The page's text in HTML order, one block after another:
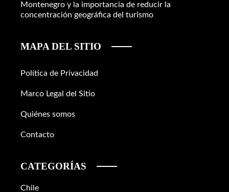
Montenegro y la importancia de reducir la
concentración geográfica del turismo
MAPA DEL SITIO
Política de Privacidad
Marco Legal del Sitio
Quiénes somos
Contacto
CATEGORÍAS
Chile